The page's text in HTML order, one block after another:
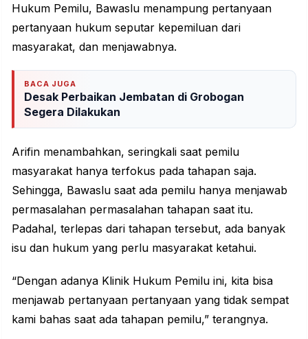
Hukum Pemilu, Bawaslu menampung pertanyaan
pertanyaan hukum seputar kepemiluan dari
masyarakat, dan menjawabnya.
BACA JUGA
Desak Perbaikan Jembatan di Grobogan
Segera Dilakukan
Arifin menambahkan, seringkali saat pemilu
masyarakat hanya terfokus pada tahapan saja.
Sehingga, Bawaslu saat ada pemilu hanya menjawab
permasalahan permasalahan tahapan saat itu.
Padahal, terlepas dari tahapan tersebut, ada banyak
isu dan hukum yang perlu masyarakat ketahui.
“Dengan adanya Klinik Hukum Pemilu ini, kita bisa
menjawab pertanyaan pertanyaan yang tidak sempat
kami bahas saat ada tahapan pemilu,” terangnya.